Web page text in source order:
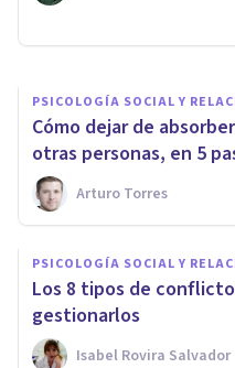
PSICOLOGÍA SOCIAL Y
Cómo dejar de
otras personas, en 5
Arturo Torres
PSICOLOGÍA SOCIAL Y
Los 8 tipos de
gestionarlos
Isabel Rovira Salvador